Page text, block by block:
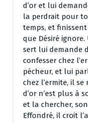
d’or et lui
la perdrait pour
temps, et
que Désiré
sert lui demande
confesser chez
pécheur, et lui
chez l’ermite, il
d’or n’est plus à
et la chercher,
Effondré, il croit